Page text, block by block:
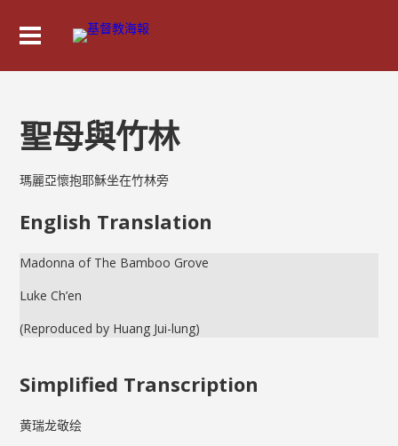
聖母與竹林
瑪麗亞懷抱耶穌坐在竹林旁
English Translation
Madonna of The Bamboo Grove
Luke Ch’en
(Reproduced by Huang Jui-lung)
Simplified Transcription
黄瑞龙敬绘